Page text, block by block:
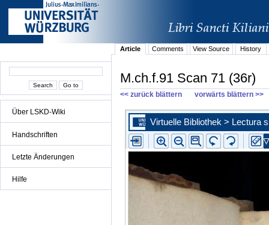
Über LSKD-Wiki
Handschriften
Letzte Änderungen
Hilfe
Article Comments View Source History
M.ch.f.91 Scan 71 (36r)
<< zurück blättern vorwärts blättern >>